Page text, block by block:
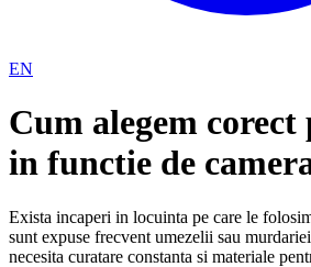
EN
Cum alegem
in functie de
Exista incaperi in locuinta pe care le
sunt expuse frecvent umezelii sau
necesita curatare constanta si materiale